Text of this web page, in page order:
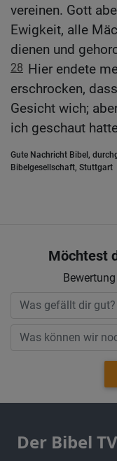
vereinen. Gott
Ewigkeit, alle
dienen und
28 Hier endete
erschrocken,
Gesicht wich;
ich geschaut
Gute Nachricht Bibel,
Bibelgesellschaft, Stuttgart
Möchtest
Der Bibel